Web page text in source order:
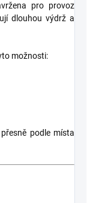
pro provoz
dlouhou výdrž a
možnosti:
podle místa